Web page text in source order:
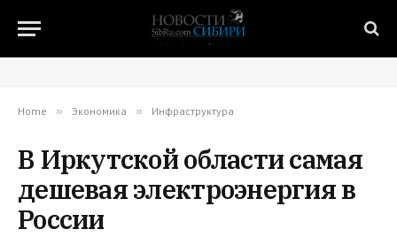
Home » Экономика » Инфраструктура
В Иркутской области самая
дешевая электроэнергия в
России